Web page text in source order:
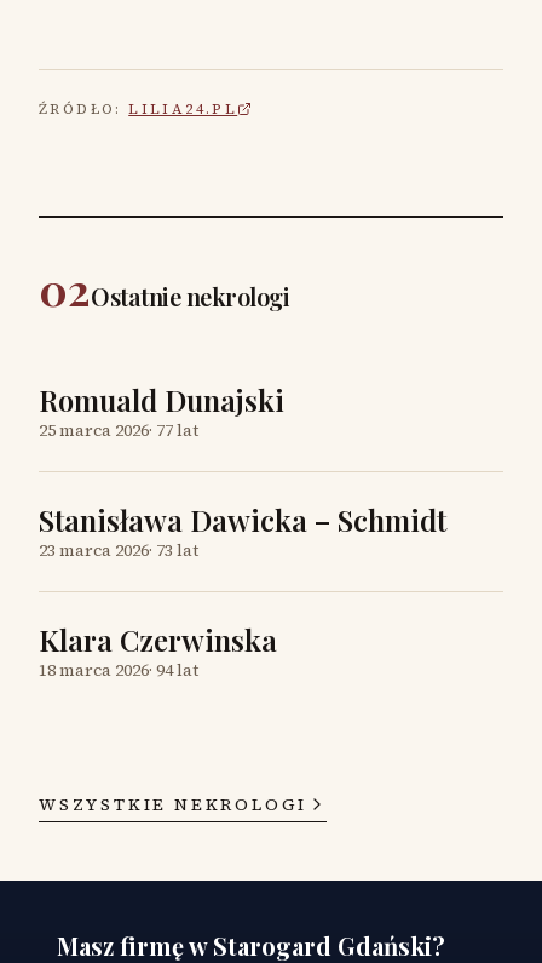
ŹRÓDŁO: LILIA24.PL
02Ostatnie nekrologi
Romuald Dunajski
25 marca 2026· 77 lat
Stanisława Dawicka – Schmidt
23 marca 2026· 73 lat
Klara Czerwinska
18 marca 2026· 94 lat
WSZYSTKIE NEKROLOGI
Masz firmę w Starogard Gdański?